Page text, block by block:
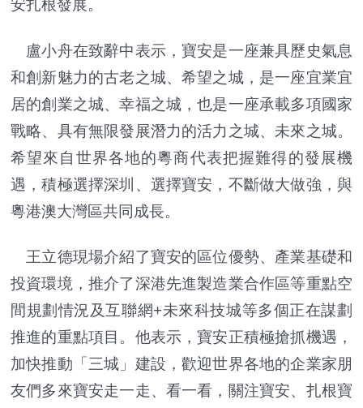
安扎根發展。
盧小舟在致辭中表示，寶安是一座兼具歷史氣息
和創新魅力的古老之城、希望之城，是一座宜業宜
居的創業之城、幸福之城，也是一座承載多項國家
戰略、具有無限發展潛力的活力之城、未來之城。
希望來自世界各地的粵商代表把握難得的發展機
遇，積極選擇深圳、選擇寶安，不斷做大做強，與
粵港澳大灣區共同成長。
王立德現場介紹了寶安的區位優勢、產業基礎和
投資環境，推介了深港先進製造業合作區等重點空
間規劃情況及互聯網+未來科技城等多個正在謀劃
推進的重點項目。他表示，寶安正積極搶抓機遇，
加快推動「三城」建設，歡迎世界各地的企業家朋
友們多來寶安走一走、看一看，關注寶安、扎根寶